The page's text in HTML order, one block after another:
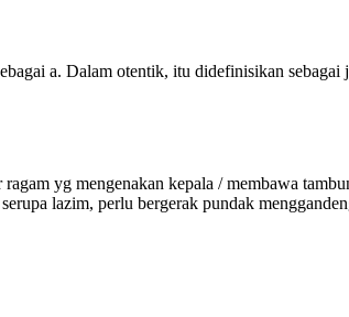
a. Dalam otentik, itu didefinisikan sebagai
yg mengenakan kepala / membawa
lazim, perlu bergerak pundak